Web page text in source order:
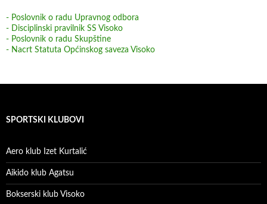
- Poslovnik o radu Upravnog odbora
- Disciplinski pravilnik SS Visoko
- Poslovnik o radu Skupštine
- Nacrt Statuta Općinskog saveza Visoko
SPORTSKI KLUBOVI
Aero klub Izet Kurtalić
Aikido klub Agatsu
Bokserski klub Visoko